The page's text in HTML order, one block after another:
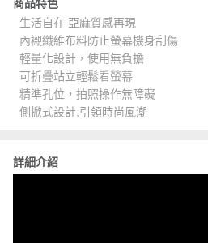
商品特色
生活自在 亞麻質感再現
內襯纖維布料防止螢幕機身刮傷
輕量化設計，使用無負擔
可折疊站立輕鬆看螢幕
精準孔位，拍照操作無障礙
側掀式設計,引領時尚風潮
詳細介紹